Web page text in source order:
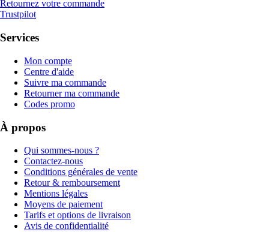
Retournez votre commande
Trustpilot
Services
Mon compte
Centre d'aide
Suivre ma commande
Retourner ma commande
Codes promo
À propos
Qui sommes-nous ?
Contactez-nous
Conditions générales de vente
Retour & remboursement
Mentions légales
Moyens de paiement
Tarifs et options de livraison
Avis de confidentialité